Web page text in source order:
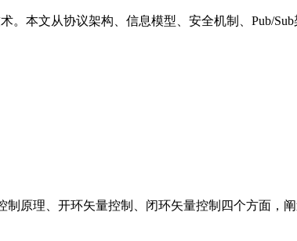
本文从协议架构、信息模型、安全机制、Pub/
原理、开环矢量控制、闭环矢量控制四个方面，